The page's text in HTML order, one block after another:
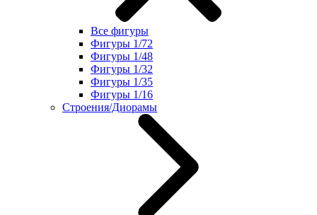
Все фигуры
Фигуры 1/72
Фигуры 1/48
Фигуры 1/32
Фигуры 1/35
Фигуры 1/16
Строения/Диорамы